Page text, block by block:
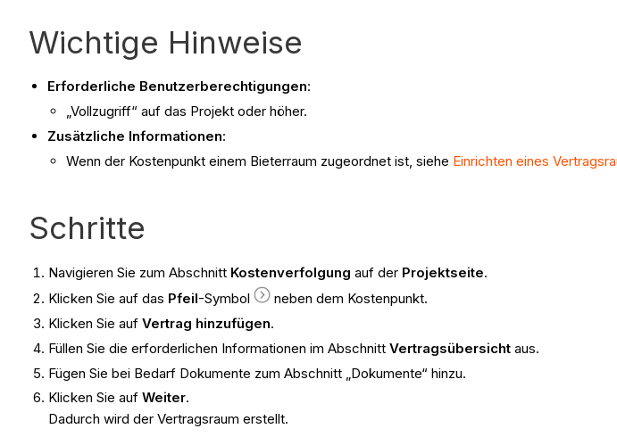
Wichtige Hinweise
Erforderliche Benutzerberechtigungen:
„Vollzugriff“ auf das Projekt oder höher.
Zusätzliche Informationen:
Wenn der Kostenpunkt einem Bieterraum zugeordnet ist, siehe Einrichten eines
Schritte
Navigieren Sie zum Abschnitt Kostenverfolgung auf der Projektseite.
Klicken Sie auf das Pfeil-Symbol
neben dem Kostenpunkt.
Klicken Sie aufVertrag hinzufügen.
Füllen Sie die erforderlichen Informationen im AbschnittVertragsübersicht aus.
Fügen Sie bei Bedarf Dokumente zum Abschnitt „Dokumente“ hinzu.
Klicken Sie aufWeiter.
Dadurch wird der Vertragsraum erstellt.